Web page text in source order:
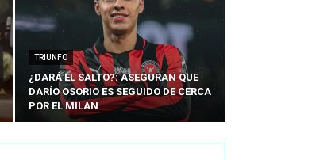
TRIUNFO
¿DARÁ EL SALTO?: ASEGURAN QUE
DARÍO OSORIO ES SEGUIDO DE CERCA
POR EL MILAN